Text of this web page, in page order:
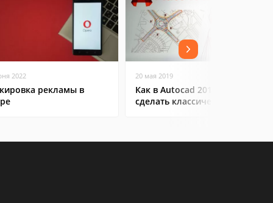
2022
рекламы в
20 мая 2019
Как в Autocad 2016-2017
сделать классический вид